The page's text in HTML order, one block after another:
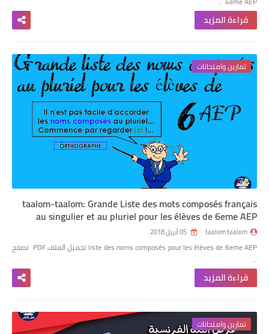
قراءة المزيد
تمارين وامتحانات
taalom-taalom: Grande Liste des mots composés français
au singulier et au pluriel pour les élèves de 6eme AEP
taalom taalom
liste des noms composés pour les élèves de 6eme AEP تحميل الملف PDF تصفح
…
قراءة المزيد
تمارين وامتحانات